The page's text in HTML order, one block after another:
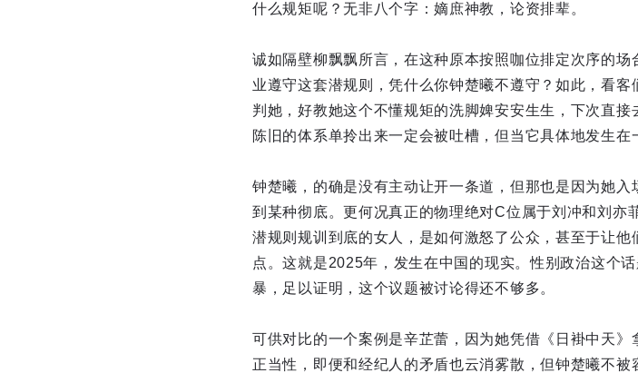
什么规矩呢？无非八个字：嫡庶神教，论资排辈。
诚如隔壁柳飘飘所言，在这种原本按照咖位排定次序的
业遵守这套潜规则，凭什么你钟楚曦不遵守？如此，看
判她，好教她这个不懂规矩的洗脚婢安安生生，下次直
陈旧的体系单拎出来一定会被吐槽，但当它具体地发生在
钟楚曦，的确是没有主动让开一条道，但那也是因为她
到某种彻底。更何况真正的物理绝对C位属于刘冲和刘亦
潜规则规训到底的女人，是如何激怒了公众，甚至于让
点。这就是2025年，发生在中国的现实。性别政治这个
暴，足以证明，这个议题被讨论得还不够多。
可供对比的一个案例是辛芷蕾，因为她凭借《日褂中天
正当性，即便和经纪人的矛盾也云消雾散，但钟楚曦不